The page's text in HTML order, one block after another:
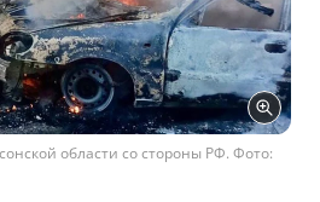
области со стороны РФ. Фото: